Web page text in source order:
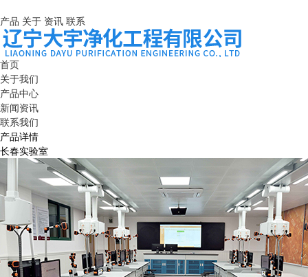
产品 关于 资讯 联系
首页
关于我们
产品中心
新闻资讯
联系我们
产品详情
长春实验室